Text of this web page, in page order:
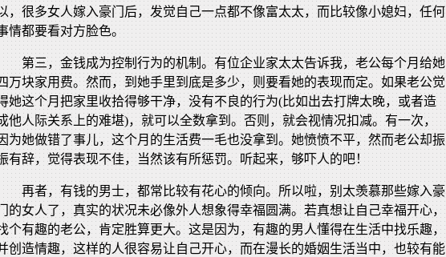
，很多女人嫁入豪门后，发觉自己一点都不像富太太，而比较像小媳妇，任何
情都要看对方脸色。
第三，金钱成为控制行为的机制。有位企业家太太告诉我，老公每个月给她
万块家用费。然而，到她手里到底是多少，则要看她的表现而定。如果老公觉
她这个月把家里收拾得够干净，没有不良的行为(比如出去打牌太晚，或者造
他人际关系上的难堪)，就可以全数拿到。否则，就会视情况扣减。有一次，
为她做错了事儿，这个月的生活费一毛也没拿到。她愤愤不平，然而老公却振
有辞，觉得表现不佳，当然该有所惩罚。听起来，够吓人的吧！
再者，有钱的男士，都常比较有花心的倾向。所以啦，别太羡慕那些嫁入豪
的女人了，真实的状况未必像外人想象得幸福圆满。若真想让自己幸福开心，
个有趣的老公，肯定胜算更大。这是因为，有趣的男人懂得在生活中找乐趣，
创造情趣，这样的人很容易让自己开心，而在漫长的婚姻生活当中，也较有能